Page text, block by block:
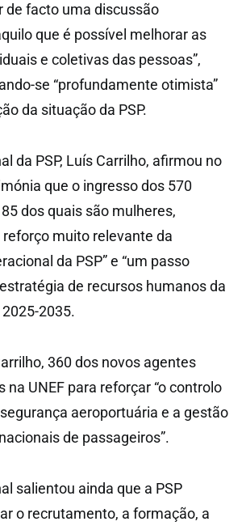
de facto uma discussão
que é possível melhorar as
e coletivas das pessoas”,
se “profundamente otimista”
da situação da PSP.
da PSP, Luís Carrilho, afirmou no
que o ingresso dos 570
dos quais são mulheres,
reforço muito relevante da
da PSP” e “um passo
de recursos humanos da
2035.
360 dos novos agentes
na UNEF para reforçar “o controlo
aeroportuária e a gestão
de passageiros”.
salientou ainda que a PSP
o recrutamento, a formação, a